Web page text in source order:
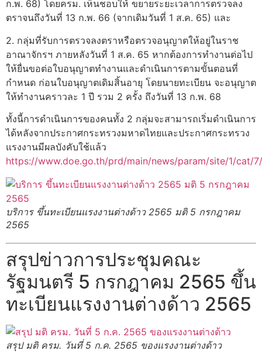
ก.พ. 68) โดยครม. เห็นชอบให้ ขยายระยะเวลาการตรวจลง
ตราจนถึงวันที่ 13 ก.พ. 66 (จากเดิมวันที่ 1 ส.ค. 65) และ
2. กลุ่มที่รับการตรวจลงตราหรือตรวจอนุญาตให้อยู่ในราช
อาณาจักรฯ ภายหลังวันที่ 1 ส.ค. 65 หากต้องการทำงานต่อไป
ให้ยื่นขอต่อใบอนุญาตทำงานและดำเนินการตามขั้นตอนที่
กำหนด ก่อนใบอนุญาตเดิมสิ้นอายุ โดยนายทะเบียน จะอนุญาต
ให้ทำงานคราวละ 1 ปี รวม 2 ครั้ง ถึงวันที่ 13 ก.พ. 68
ทั้งนี้การดำเนินการของคนทั้ง 2 กลุ่มจะสามารถเริ่มดำเนินการ
ได้หลังจากประกาศกระทรวงมหาดไทยและประกาศกระทรวง
แรงงานมีผลบังคับใช้แล้ว
https://www.doe.go.th/prd/main/news/param/site/1/
บริการ ขึ้นทะเบียนแรงงานต่างด้าว 2565 มติ 5 กรกฎาคม
2565
สรุปข่าวการประชุมคณะ
รัฐมนตรี 5 กรกฎาคม 2565 ขึ้น
ทะเบียนแรงงานต่างด้าว 2565
สรุป มติ ครม. วันที่ 5 ก.ค. 2565 ของแรงงานต่างด้าว